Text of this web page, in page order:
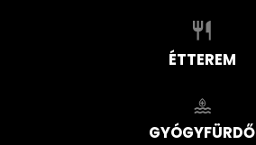
ÉTTEREM
GYÓGYFÜRDŐ